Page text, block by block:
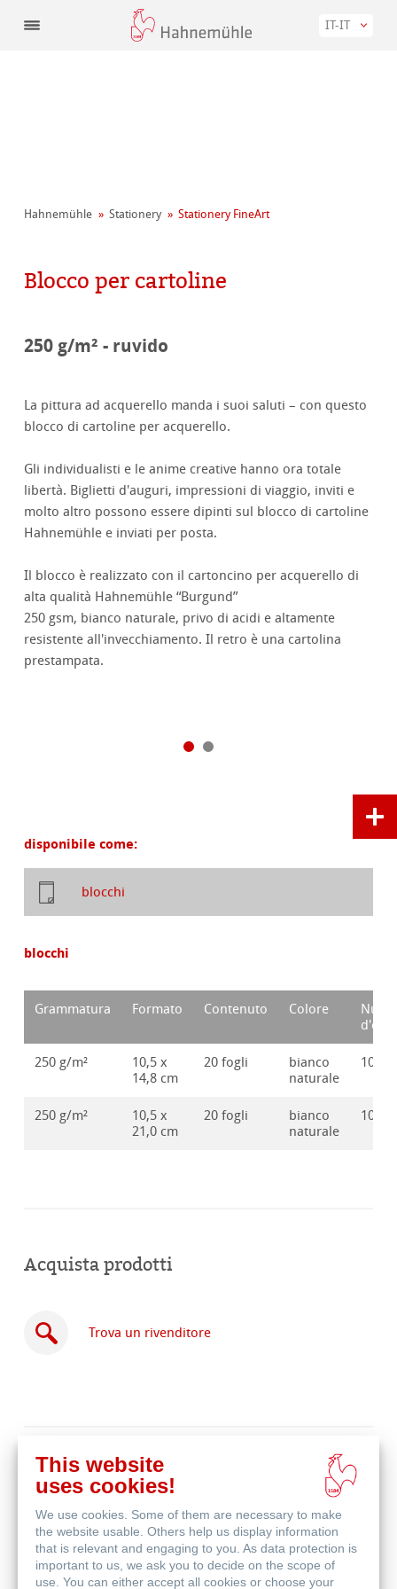
IT-IT
Hahnemühle Stationery Stationery FineArt
Blocco per cartoline
250 g/m² - ruvido
La pittura ad acquerello manda i suoi saluti – con questo
blocco di cartoline per acquerello.
Gli individualisti e le anime creative hanno ora totale
libertà. Biglietti d'auguri, impressioni di viaggio, inviti e
molto altro possono essere dipinti sul blocco di cartoline
Hahnemühle e inviati per posta.
Il blocco è realizzato con il cartoncino per acquerello di
alta qualità Hahnemühle “Burgund”
250 gsm, bianco naturale, privo di acidi e altamente
resistente all'invecchiamento. Il retro è una cartolina
prestampata.
disponibile come:
blocchi
blocchi
Grammatura Formato Contenuto Colore
250 g/m²
10,5 x
14,8 cm
20 fogli
bianco
naturale
250 g/m²
10,5 x
21,0 cm
20 fogli
bianco
naturale
Acquista prodotti
Trova un rivenditore
online
Prodotti correlati
This website
uses cookies!
We use cookies. Some of them are necessary to make
the website usable. Others help us display information
that is relevant and engaging to you. As data protection is
important to us, we ask you to decide on the scope of
use. You can either accept all cookies or choose your